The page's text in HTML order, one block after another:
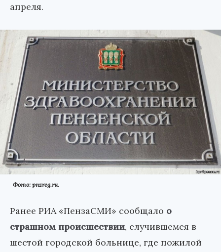
апреля.
Фото: pnzreg.ru.
Ранее РИА «ПензаСМИ» сообщало о
страшном происшествии, случившемся в
шестой городской больнице, где пожилой